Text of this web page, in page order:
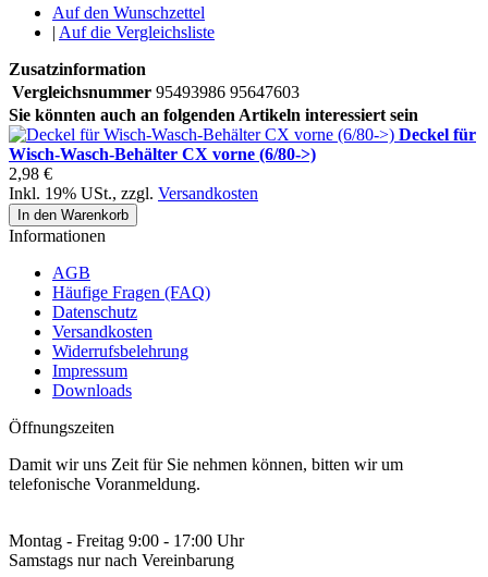
Auf den Wunschzettel
| Auf die Vergleichsliste
Zusatzinformation
Vergleichsnummer 95493986 95647603
Sie könnten auch an folgenden Artikeln interessiert sein
Deckel für
Wisch-Wasch-Behälter CX vorne (6/80->)
2,98 €
Inkl. 19% USt., zzgl. Versandkosten
In den Warenkorb
Informationen
AGB
Häufige Fragen (FAQ)
Datenschutz
Versandkosten
Widerrufsbelehrung
Impressum
Downloads
Öffnungszeiten
Damit wir uns Zeit für Sie nehmen können, bitten wir um
telefonische Voranmeldung.
Montag - Freitag 9:00 - 17:00 Uhr
Samstags nur nach Vereinbarung